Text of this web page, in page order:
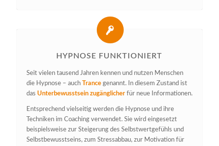
HYPNOSE FUNKTIONIERT
Seit vielen tausend Jahren kennen und nutzen Menschen
die Hypnose – auch Trancegenannt. In diesem Zustand ist
das Unterbewusstsein zugänglicherfür neue Informationen.
Entsprechend vielseitig werden die Hypnose und ihre
Techniken im Coaching verwendet. Sie wird eingesetzt
beispielsweise zur Steigerung des Selbstwertgefühls und
Selbstbewusstseins, zum Stressabbau, zur Motivation für